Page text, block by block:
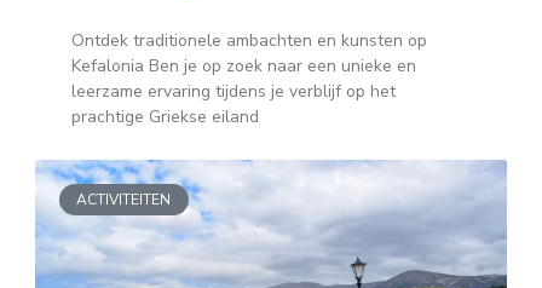
Ontdek traditionele ambachten en kunsten op
Kefalonia Ben je op zoek naar een unieke en
leerzame ervaring tijdens je verblijf op het
prachtige Griekse eiland
ACTIVITEITEN